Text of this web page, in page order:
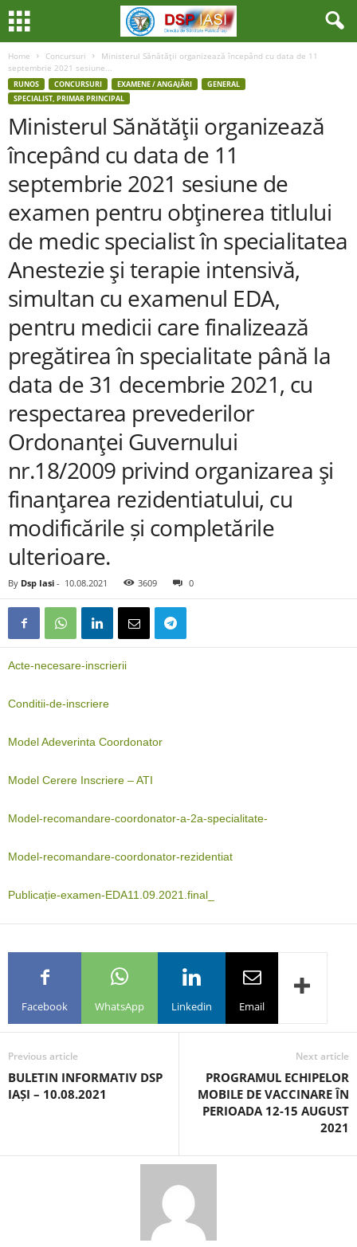
Home Concursuri
Ministerul Sănătăţii organizează începând cu data de 11
septembrie 2021 sesiune...
RUNOS CONCURSURI EXAMENE / ANGAJĂRI
GENERAL
SPECIALIST, PRIMAR PRINCIPAL
Ministerul Sănătăţii organizează
începând cu data de 11
septembrie 2021 sesiune de
examen pentru obţinerea titlului
de medic specialist în specialitatea
Anestezie şi terapie intensivă,
simultan cu examenul EDA,
pentru medicii care finalizează
pregătirea în specialitate până la
data de 31 decembrie 2021, cu
respectarea prevederilor
Ordonanţei Guvernului
nr.18/2009 privind organizarea şi
finanţarea rezidentiatului, cu
modificările și completările
ulterioare.
By Dsp Iasi - 10.08.2021 3609 0
Acte-necesare-inscrierii
Conditii-de-inscriere
Model Adeverinta Coordonator
Model Cerere Inscriere – ATI
Model-recomandare-coordonator-a-2a-specialitate-
Model-recomandare-coordonator-rezidentiat
Publicație-examen-EDA11.09.2021.final_
Facebook WhatsApp Linkedin Email
Previous article
BULETIN INFORMATIV DSP
IAȘI – 10.08.2021
Next article
PROGRAMUL ECHIPELOR
MOBILE DE VACCINARE ÎN
PERIOADA 12-15 AUGUST
2021